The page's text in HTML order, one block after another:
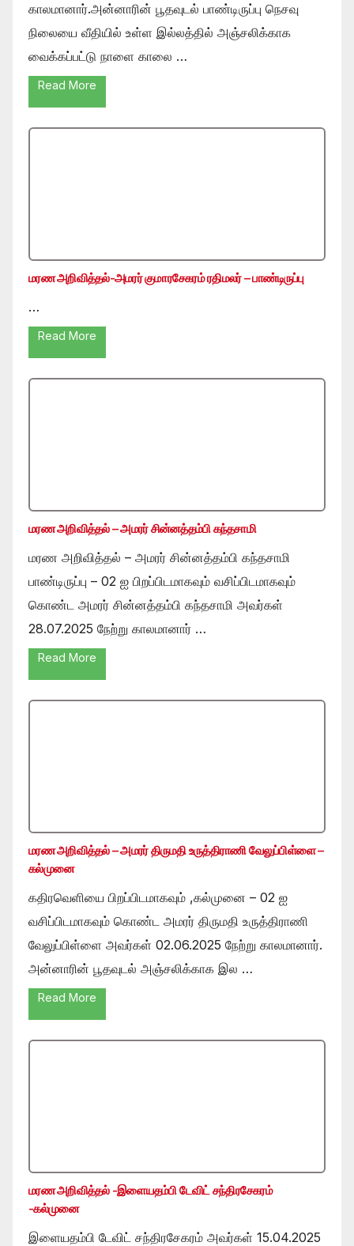
காலமானார்.அன்னாரின் பூதவுடல் பாண்டிருப்பு நெசவு
நிலையை வீதியில் உள்ள இல்லத்தில் அஞ்சலிக்காக
வைக்கப்பட்டு நாளை காலை …
Read More
மரண அறிவித்தல்-அமரர் குமாரசேகரம் ரதிமலர் – பாண்டிருப்பு
…
Read More
மரண அறிவித்தல் – அமரர் சின்னத்தம்பி கந்தசாமி
மரண அறிவித்தல் – அமரர் சின்னத்தம்பி கந்தசாமி
பாண்டிருப்பு – 02 ஐ பிறப்பிடமாகவும் வசிப்பிடமாகவும்
கொண்ட அமரர் சின்னத்தம்பி கந்தசாமி அவர்கள்
28.07.2025 நேற்று காலமானார் …
Read More
மரண அறிவித்தல் – அமரர் திருமதி உருத்திராணி வேலுப்பிள்ளை –
கல்முனை
கதிரவெளியை பிறப்பிடமாகவும் ,கல்முனை – 02 ஐ
வசிப்பிடமாகவும் கொண்ட அமரர் திருமதி உருத்திராணி
வேலுப்பிள்ளை அவர்கள் 02.06.2025 நேற்று காலமானார்.
அன்னாரின் பூதவுடல் அஞ்சலிக்காக இல …
Read More
மரண அறிவித்தல் -இளையதம்பி டேவிட் சந்திரசேகரம்
-கல்முனை
இளையதம்பி டேவிட் சந்திரசேகரம் அவர்கள் 15.04.2025